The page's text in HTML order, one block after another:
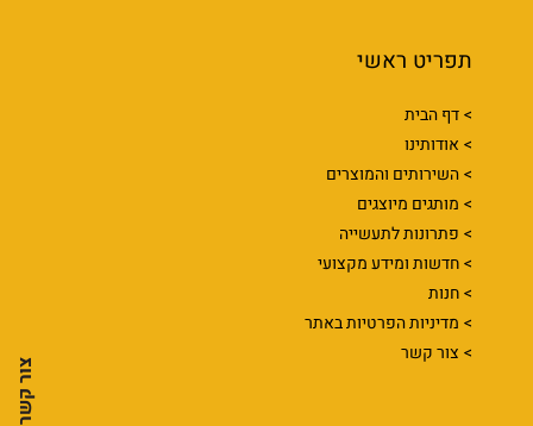
צור קשר
תפריט ראשי
דף הבית
אודותינו
השירותים והמוצרים
מותגים מיוצגים
פתרונות לתעשייה
חדשות ומידע מקצועי
חנות
מדיניות הפרטיות באתר
צור קשר